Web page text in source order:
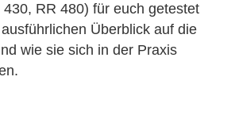
RR 480) für euch getestet
Überblick auf die
wie sie sich in der Praxis